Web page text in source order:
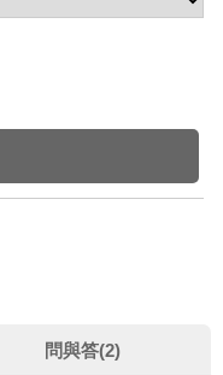
問與答(2)